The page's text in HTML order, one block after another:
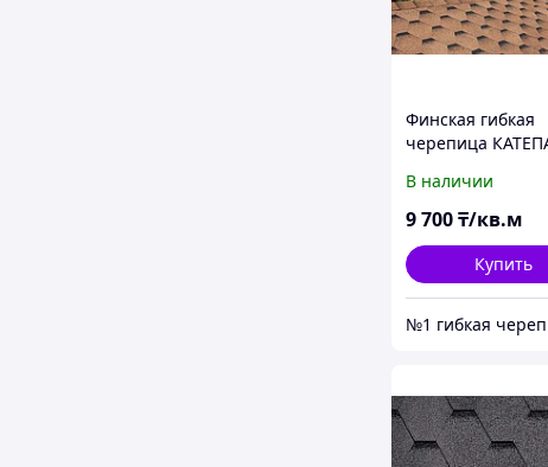
Финская гибкая
черепица
KATRILLI Дюна
В наличии
9 700₸/кв.м
Купить